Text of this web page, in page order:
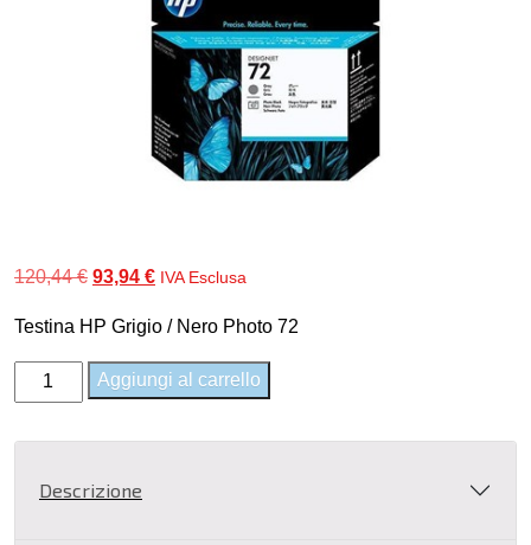
120,44€ Il
originale
era:
120,44 €.
93,94 €Il
attuale
è:
93,94 €.
IVA Esclusa
Testina HP Grigio / Nero Photo 72
C9380A
-
Testina
Grigio
Aggiungi al carrello
Descrizione